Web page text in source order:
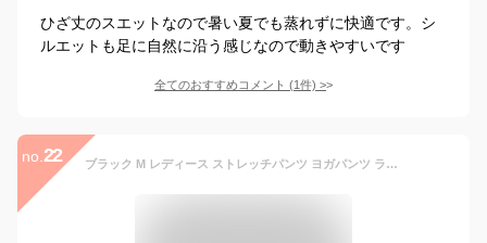
ひざ丈のスエットなので暑い夏でも蒸れずに快適です。シ
ルエットも足に自然に沿う感じなので動きやすいです
全てのおすすめコメント (1件) >
no. 22 ブラック M レディース ストレッチパンツ ヨガパンツ ランニングパンツ トレーニングパンツ 痩せシルエット 速乾 ドライパンツ ズボン 釣り 登山 ウェーダー インナー 春 夏 秋 軽量 UVカット アウトドア 川 公園 グッズ キャンプ 自転車 涼しい ウェア ウミネコ